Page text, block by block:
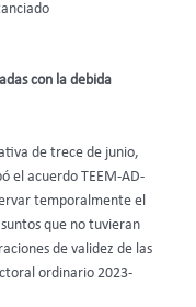
con la debida
de trece de junio,
el acuerdo TEEM-AD-
temporalmente el
que no tuvieran
de validez de las
ordinario 2023-